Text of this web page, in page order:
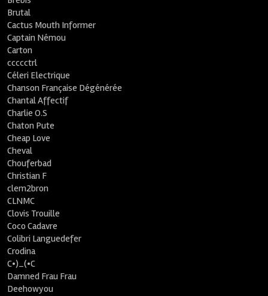
Brutal
Cactus Mouth Informer
Captain Némou
Carton
ccccctrl
Céleri Electrique
Chanson Française Dégénérée
Chantal Affectif
Charlie O.S
Chaton Pute
Cheap Love
Cheval
Chouferbad
Christian F
clem2bron
CLNMC
Clovis Trouille
Coco Cadavre
Colibri Languedefer
Crodina
C•)_(•C
Damned Frau Frau
Deehowyou